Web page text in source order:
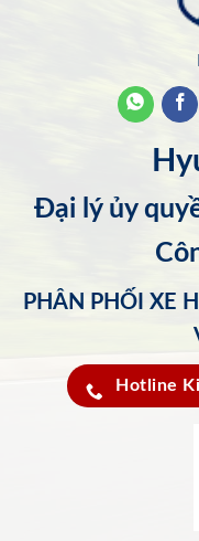
Đại lý ủy
PHÂN PHỐI XE
Hotline